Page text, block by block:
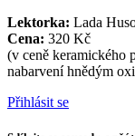
Lektorka: Lada
Cena: 320 Kč
(v ceně keramického
nabarvení hnědým
Přihlásit se